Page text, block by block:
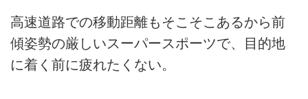
高速道路での移動距離もそこそこあるから前
傾姿勢の厳しいスーパースポーツで、目的地
に着く前に疲れたくない。